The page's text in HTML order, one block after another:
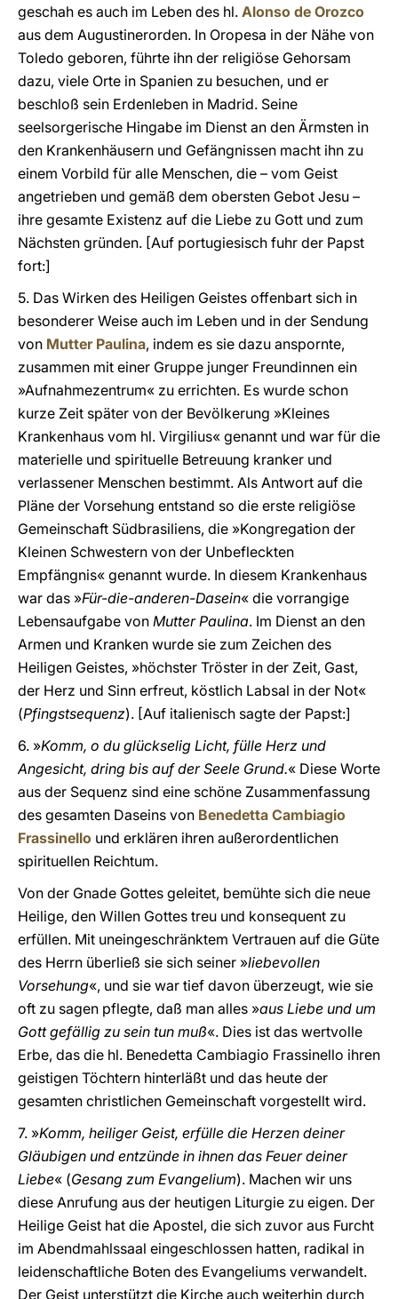
geschah es auch im Leben des hl. Alonso de Orozco
aus dem Augustinerorden. In Oropesa in der Nähe von
Toledo geboren, führte ihn der religiöse Gehorsam
dazu, viele Orte in Spanien zu besuchen, und er
beschloß sein Erdenleben in Madrid. Seine
seelsorgerische Hingabe im Dienst an den Ärmsten in
den Krankenhäusern und Gefängnissen macht ihn zu
einem Vorbild für alle Menschen, die – vom Geist
angetrieben und gemäß dem obersten Gebot Jesu –
ihre gesamte Existenz auf die Liebe zu Gott und zum
Nächsten gründen. [Auf portugiesisch fuhr der Papst
fort:]
5. Das Wirken des Heiligen Geistes offenbart sich in
besonderer Weise auch im Leben und in der Sendung
von Mutter Paulina, indem es sie dazu anspornte,
zusammen mit einer Gruppe junger Freundinnen ein
»Aufnahmezentrum« zu errichten. Es wurde schon
kurze Zeit später von der Bevölkerung »Kleines
Krankenhaus vom hl. Virgilius« genannt und war für die
materielle und spirituelle Betreuung kranker und
verlassener Menschen bestimmt. Als Antwort auf die
Pläne der Vorsehung entstand so die erste religiöse
Gemeinschaft Südbrasiliens, die »Kongregation der
Kleinen Schwestern von der Unbefleckten
Empfängnis« genannt wurde. In diesem Krankenhaus
war das »Für-die-anderen-Dasein« die vorrangige
Lebensaufgabe von Mutter Paulina. Im Dienst an den
Armen und Kranken wurde sie zum Zeichen des
Heiligen Geistes, »höchster Tröster in der Zeit, Gast,
der Herz und Sinn erfreut, köstlich Labsal in der Not«
(Pfingstsequenz). [Auf italienisch sagte der Papst:]
6. »Komm, o du glückselig Licht, fülle Herz und
Angesicht, dring bis auf der Seele Grund.« Diese Worte
aus der Sequenz sind eine schöne Zusammenfassung
des gesamten Daseins von Benedetta Cambiagio
Frassinello und erklären ihren außerordentlichen
spirituellen Reichtum.
Von der Gnade Gottes geleitet, bemühte sich die neue
Heilige, den Willen Gottes treu und konsequent zu
erfüllen. Mit uneingeschränktem Vertrauen auf die Güte
des Herrn überließ sie sich seiner »liebevollen
Vorsehung«, und sie war tief davon überzeugt, wie sie
oft zu sagen pflegte, daß man alles »aus Liebe und um
Gott gefällig zu sein tun muß«. Dies ist das wertvolle
Erbe, das die hl. Benedetta Cambiagio Frassinello ihren
geistigen Töchtern hinterläßt und das heute der
gesamten christlichen Gemeinschaft vorgestellt wird.
7. »Komm, heiliger Geist, erfülle die Herzen deiner
Gläubigen und entzünde in ihnen das Feuer deiner
Liebe« (Gesang zum Evangelium). Machen wir uns
diese Anrufung aus der heutigen Liturgie zu eigen. Der
Heilige Geist hat die Apostel, die sich zuvor aus Furcht
im Abendmahlssaal eingeschlossen hatten, radikal in
leidenschaftliche Boten des Evangeliums verwandelt.
Der Geist unterstützt die Kirche auch weiterhin durch